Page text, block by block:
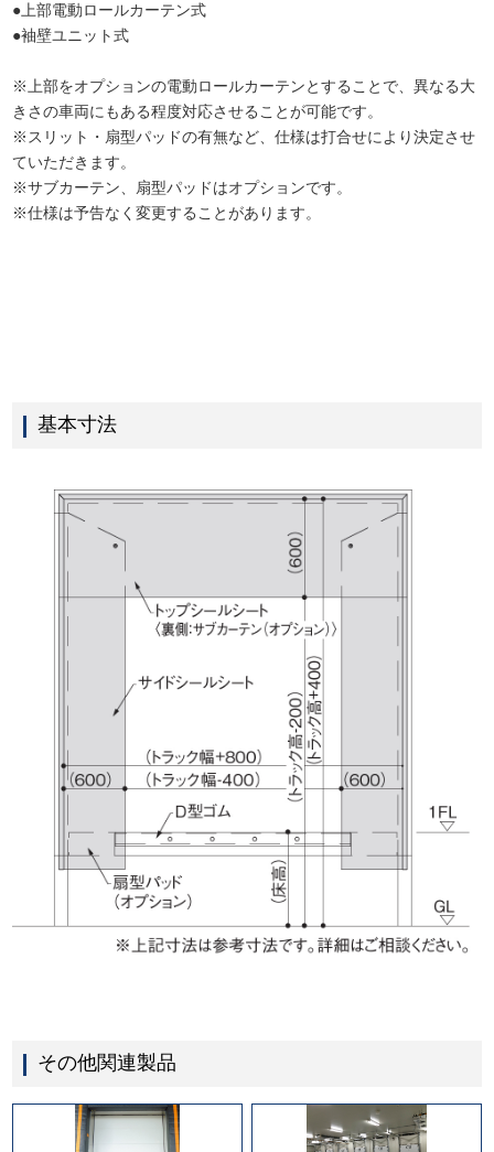
●上部電動ロールカーテン式
●袖壁ユニット式
※上部をオプションの電動ロールカーテンとすることで、異なる大
きさの車両にもある程度対応させることが可能です。
※スリット・扇型パッドの有無など、仕様は打合せにより決定させ
ていただきます。
※サブカーテン、扇型パッドはオプションです。
※仕様は予告なく変更することがあります。
基本寸法
その他関連製品